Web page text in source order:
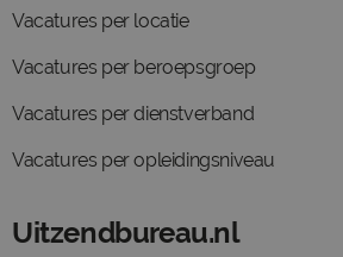
Vacatures per locatie
Vacatures per beroepsgroep
Vacatures per dienstverband
Vacatures per opleidingsniveau
Uitzendbureau.nl